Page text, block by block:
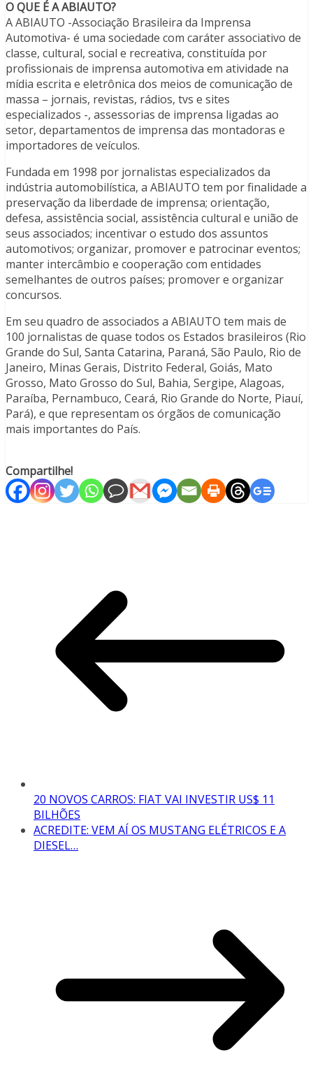
O QUE É A ABIAUTO?
A ABIAUTO -Associação Brasileira da Imprensa
Automotiva- é uma sociedade com caráter associativo de
classe, cultural, social e recreativa, constituída por
profissionais de imprensa automotiva em atividade na
mídia escrita e eletrônica dos meios de comunicação de
massa – jornais, revistas, rádios, tvs e sites
especializados -, assessorias de imprensa ligadas ao
setor, departamentos de imprensa das montadoras e
importadores de veículos.
Fundada em 1998 por jornalistas especializados da
indústria automobilística, a ABIAUTO tem por finalidade a
preservação da liberdade de imprensa; orientação,
defesa, assistência social, assistência cultural e união de
seus associados; incentivar o estudo dos assuntos
automotivos; organizar, promover e patrocinar eventos;
manter intercâmbio e cooperação com entidades
semelhantes de outros países; promover e organizar
concursos.
Em seu quadro de associados a ABIAUTO tem mais de
100 jornalistas de quase todos os Estados brasileiros (Rio
Grande do Sul, Santa Catarina, Paraná, São Paulo, Rio de
Janeiro, Minas Gerais, Distrito Federal, Goiás, Mato
Grosso, Mato Grosso do Sul, Bahia, Sergipe, Alagoas,
Paraíba, Pernambuco, Ceará, Rio Grande do Norte, Piauí,
Pará), e que representam os órgãos de comunicação
mais importantes do País.
Compartilhe!
20 NOVOS CARROS: FIAT VAI INVESTIR US$ 11
BILHÕES
ACREDITE: VEM AÍ OS MUSTANG ELÉTRICOS E A
DIESEL…